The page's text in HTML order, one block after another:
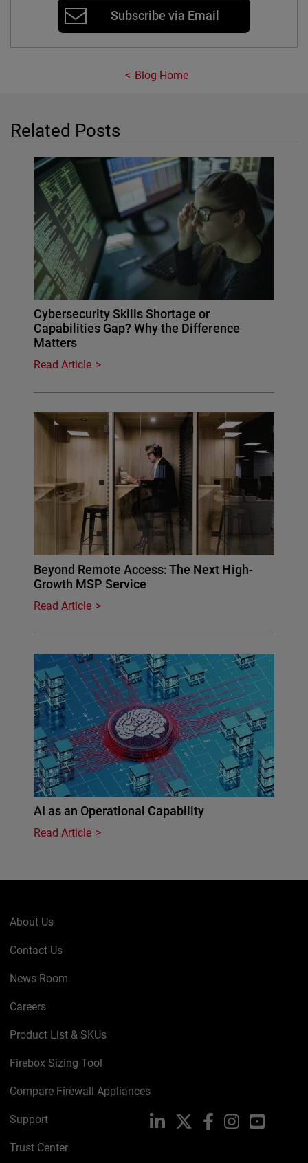
Subscribe via Email
Blog Home
Related Posts
Cybersecurity Skills Shortage or
Capabilities Gap? Why the Difference
Matters
Read Article
Beyond Remote Access: The Next High-
Growth MSP Service
Read Article
AI as an Operational Capability
Read Article
About Us
Contact Us
News Room
Careers
Product List & SKUs
Firebox Sizing Tool
Compare Firewall Appliances
Support
Trust Center
LinkedIn FacebookInstagramYouTube